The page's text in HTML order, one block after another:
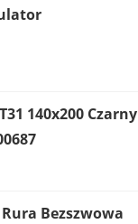
140x200 Czarny
Bezszwowa